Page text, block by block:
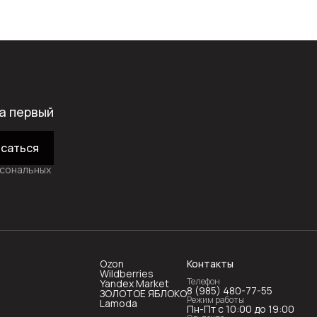
первый
Ozon
Wildberries
Yandex Market
ЗОЛОТОЕ ЯБЛОКО
Lamoda
Контакты
Телефон
8 (985) 480-77-55
Режим работы
Пн-Пт с 10:00 до 19:00